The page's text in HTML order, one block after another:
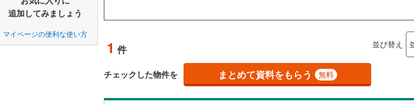
追加してみましょう
マイページの便利な使い方
1 件 並び替え
チェックした物件を まとめて資料をもらう 無料
中国 鳥取 島根 岡山 広
福岡 佐賀 長崎
南秋田郡大潟村(0) 仙北郡
間取り、居室全体
バリア
二世帯向け（0）
サービスルーム（納戸）（0）
保存した条件